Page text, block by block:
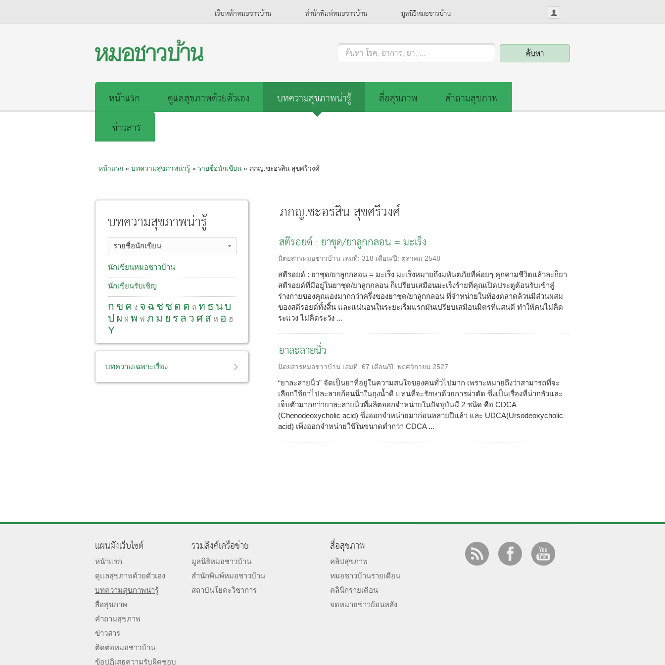
เว็บหลักหมอชาวบ้าน สำนักพิมพ์หมอชาวบ้าน มูลนิธิหมอชาวบ้าน
ค้นหา โรค, อาการ, ยา, ...
หน้าแรก ดูแลสุขภาพด้วยตัวเอง บทความสุขภาพน่ารู้ สื่อสุขภาพ
คำถามสุขภาพ
ข่าวสาร
หน้าแรก» บทความสุขภาพน่ารู้» รายชื่อนักเขียน» ภกญ.ชะอรสิน สุขศรีวงศ์
ภกญ.ชะอรสิน สุขศรีวงศ์
สตีรอยด์ : ยาชุด/ยาลูกกลอน = มะเร็ง
นิตยสารหมอชาวบ้าน เล่มที่: 318 เดือน/ปี: ตุลาคม 2548
สตีรอยด์ : ยาชุด/ยาลูกกลอน = มะเร็ง มะเร็งหมายถึงมหันตภัยที่ค่อยๆ คุกคามชีวิตแล้วละก็ยา
สตีรอยด์ที่มีอยู่ในยาชุด/ยาลูกกลอน ก็เปรียบเสมือนมะเร็งร้ายที่คุณเปิดประตูต้อนรับเข้าสู่
ร่างกายของคุณเองมากกว่าครึ่งของยาชุด/ยาลูกกลอน ที่จำหน่ายในท้องตลาดล้วนมีส่วนผสม
ของสตีรอยด์ทั้งสิ้น และแน่นอนในระยะเริ่มแรกมันเปรียบเสมือนมิตรที่แสนดี ทำให้คนไม่คิด
ระแวง ไม่คิดระวัง ...
ยาละลายนิ่ว
นิตยสารหมอชาวบ้าน เล่มที่: 67 เดือน/ปี: พฤศจิกายน 2527
“ยาละลายนิ่ว” จัดเป็นยาที่อยู่ในความสนใจของคนทั่วไปมาก เพราะหมายถึงว่าสามารถที่จะ
เลือกใช้ยาไปละลายก้อนนิ่วในถุงน้ำดี แทนที่จะรักษาด้วยการผ่าตัด ซึ่งเป็นเรื่องที่น่ากลัวและ
เจ็บตัวมากกว่ายาละลายนิ่วที่ผลิตออกจำหน่ายในปัจจุบันมี 2 ชนิด คือ CDCA
(Chenodeoxycholic acid) ซึ่งออกจำหน่ายมาก่อนหลายปีแล้ว และ UDCA(Ursodeoxycholic
acid) เพิ่งออกจำหน่ายใช้ในขนาดต่ำกว่า CDCA ...
บทความสุขภาพน่ารู้
รายชื่อนักเขียน
นักเขียนหมอชาวบ้าน
นักเขียนรับเชิญ
ก ข ค ง จ ฉ ชซ ด ต ถ ท ธ นบ
ป ผ ฝ พ ฟ ภ ม ย ร ล ว ศ ส ห อ ฮ
Y
บทความเฉพาะเรื่อง
แผนผังเว็บไซต์
หน้าแรก
ดูแลสุขภาพด้วยตัวเอง
บทความสุขภาพน่ารู้
สื่อสุขภาพ
คำถามสุขภาพ
ข่าวสาร
ติดต่อหมอชาวบ้าน
ข้อปฏิเสธความรับผิดชอบ
รวมลิงค์เครือข่าย
มูลนิธิหมอชาวบ้าน
สำนักพิมพ์หมอชาวบ้าน
สถาบันโยคะวิชาการ
สื่อสุขภาพ
คลิปสุขภาพ
หมอชาวบ้านรายเดือน
คลินิกรายเดือน
จดหมายข่าวย้อนหลัง